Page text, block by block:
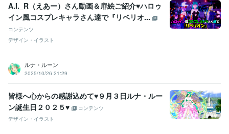
A.I._R（えあー）さん動画＆扉絵ご紹介♥ハロゥ
イン風コスプレキャラさん達で『リベリオ...
コンテンツ
デザイン・イラスト
ルナ・ルーン
2025/10/26 21:29
皆様へ心からの感謝込めて♥９月３日ルナ・ルー
ン誕生日２０２５♥
コンテンツ
デザイン・イラスト